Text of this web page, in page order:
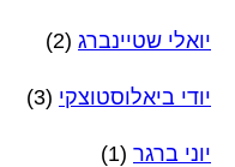
יואלי שטיינברג (2)
יודי ביאלוסטוצקי (3)
יוני ברגר (1)